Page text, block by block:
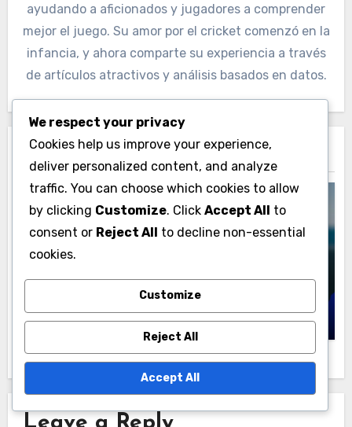
ayudando a aficionados y jugadores a comprender
mejor el juego. Su amor por el cricket comenzó en la
infancia, y ahora comparte su experiencia a través
de artículos atractivos y análisis basados en datos.
Estadísticas y Promedios de Cricket en
Polonia
Lista de verificación completa para
rastrear los promedios de los jugadores
en el cricket polaco
Samuel Grayson 26/11/2025
We respect your privacy
Cookies help us improve your experience,
deliver personalized content, and analyze
traffic. You can choose which cookies to allow
by clicking Customize. Click Accept All to
consent or Reject All to decline non-essential
cookies.
Customize
Reject All
Accept All